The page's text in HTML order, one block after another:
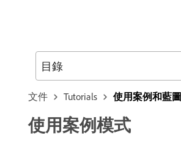
文件 Tutorials 使用案例和藍圖
使用案例模式
目錄